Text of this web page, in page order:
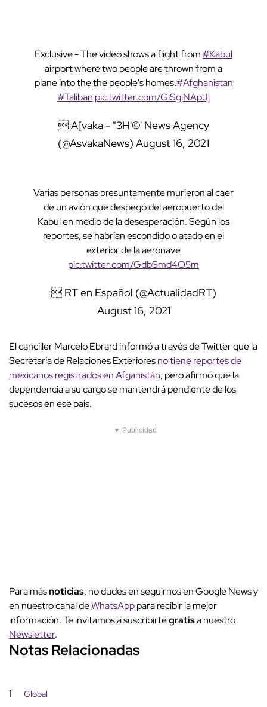
Exclusive - The video shows a flight from#Kabul
airport where two people are thrown from a
plane into the the people's homes.#Afghanistan
#Taliban pic.twitter.com/GlSgjNApJj
 A[vaka - "3H'©' News Agency
(@AsvakaNews) August 16, 2021
Varias personas presuntamente murieron al caer
de un avión que despegó del aeropuerto del
Kabul en medio de la desesperación. Según los
reportes, se habrían escondido o atado en el
exterior de la aeronave
pic.twitter.com/GdbSmd4O5m
 RT en Español (@ActualidadRT)
August 16, 2021
El canciller Marcelo Ebrard informó a través de Twitter que la
Secretaría de Relaciones Exterioresno tiene reportes de
mexicanos registrados en Afganistán, pero afirmó que la
dependencia a su cargo se mantendrá pendiente de los
sucesos en ese país.
▼ Publicidad
Para másnoticias, no dudes en seguirnos en Google News y
en nuestro canal deWhatsApppara recibir la mejor
información. Te invitamos a suscribirtegratisa nuestro
Newsletter.
Notas Relacionadas
1 Global